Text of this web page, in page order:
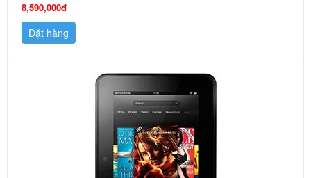
8,590,000đ
Đặt hàng